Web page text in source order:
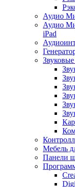
Аудио
Аудио
iPad
Мебель
Панели